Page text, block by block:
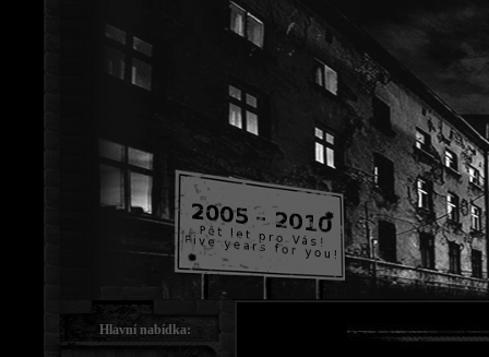
Hlavní nabídka: